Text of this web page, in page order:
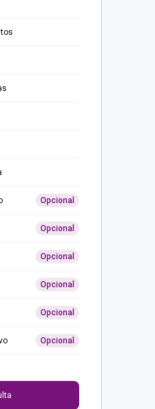
Opcional
Opcional
Opcional
Opcional
Opcional
Opcional